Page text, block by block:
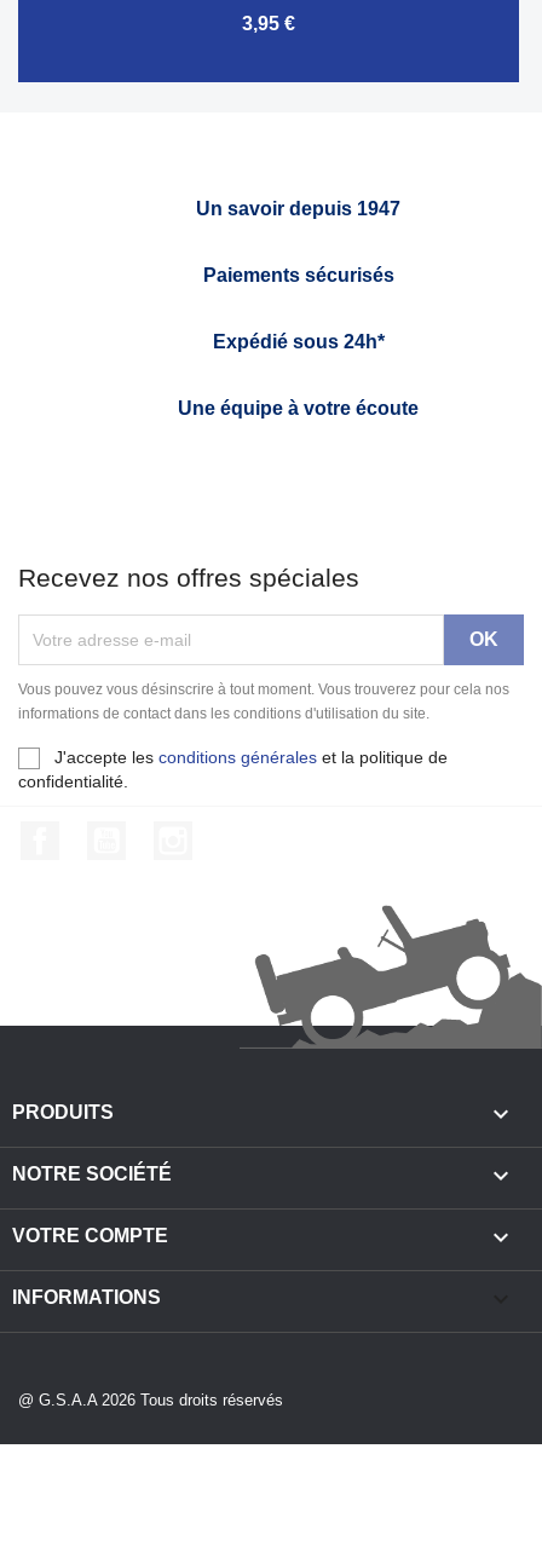
3,95 €
Un savoir depuis 1947
Paiements sécurisés
Expédié sous 24h*
Une équipe à votre écoute
Recevez nos offres spéciales
Vous pouvez vous désinscrire à tout moment. Vous trouverez pour cela nos
informations de contact dans les conditions d'utilisation du site.
J'accepte les conditions générales et la politique de
confidentialité.
PRODUITS 
NOTRE SOCIÉTÉ 
VOTRE COMPTE 
INFORMATIONS
@ G.S.A.A 2026 Tous droits réservés